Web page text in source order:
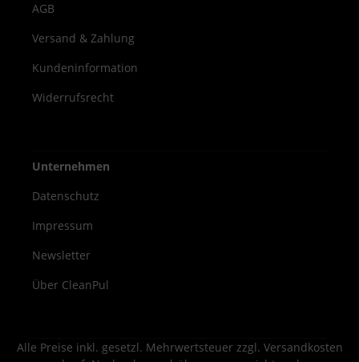
AGB
Versand & Zahlung
Kundeninformation
Widerrufsrecht
Unternehmen
Datenschutz
Impressum
Newsletter
Über CleanPul
Alle Preise inkl. gesetzl. Mehrwertsteuer zzgl. Versandkosten